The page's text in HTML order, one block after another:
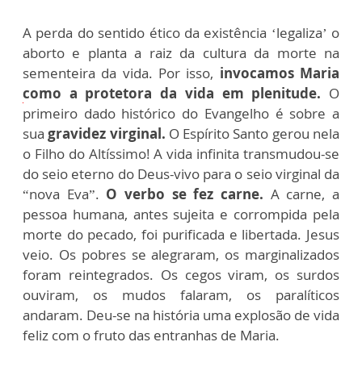
A perda do sentido ético da existência ‘legaliza’ o
aborto e planta a raiz da cultura da morte na
sementeira da vida. Por isso, invocamos Maria
como a protetora da vida em plenitude. O
primeiro dado histórico do Evangelho é sobre a
sua gravidez virginal. O Espírito Santo gerou nela
o Filho do Altíssimo! A vida infinita transmudou-se
do seio eterno do Deus-vivo para o seio virginal da
“nova Eva”. O verbo se fez carne. A carne, a
pessoa humana, antes sujeita e corrompida pela
morte do pecado, foi purificada e libertada. Jesus
veio. Os pobres se alegraram, os marginalizados
foram reintegrados. Os cegos viram, os surdos
ouviram, os mudos falaram, os paralíticos
andaram. Deu-se na história uma explosão de vida
feliz com o fruto das entranhas de Maria.